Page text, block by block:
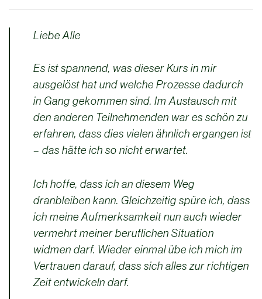
Liebe Alle
Es ist spannend, was dieser Kurs in mir
ausgelöst hat und welche Prozesse dadurch
in Gang gekommen sind. Im Austausch mit
den anderen Teilnehmenden war es schön zu
erfahren, dass dies vielen ähnlich ergangen ist
– das hätte ich so nicht erwartet.
Ich hoffe, dass ich an diesem Weg
dranbleiben kann. Gleichzeitig spüre ich, dass
ich meine Aufmerksamkeit nun auch wieder
vermehrt meiner beruflichen Situation
widmen darf. Wieder einmal übe ich mich im
Vertrauen darauf, dass sich alles zur richtigen
Zeit entwickeln darf.